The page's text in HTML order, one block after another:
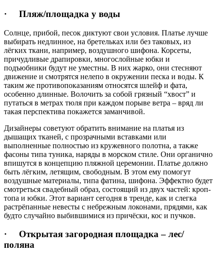
· Пляж/площадка у воды
Солнце, прибой, песок диктуют свои условия. Платье лучше
выбирать недлинное, на бретельках или без таковых, из
лёгких ткани, например, воздушного шифона. Корсеты,
причудливые драпировки, многослойные юбки и
подъюбники будут не уместны. В них жарко, они стесняют
движение и смотрятся нелепо в окружении песка и воды. К
таким же противопоказаниям относятся шлейф и фата,
особенно длинные. Волочить за собой грязный “хвост” и
путаться в метрах тюля при каждом порыве ветра – вряд ли
такая перспектива покажется заманчивой.
Дизайнеры советуют обратить внимание на платья из
дышащих тканей, с прозрачными вставками или
выполненные полностью из кружевного полотна, а также
фасоны типа туника, наряды в морском стиле. Они органично
впишутся в концепцию пляжной церемонии. Платье должно
быть лёгким, летящим, свободным. В этом ему помогут
воздушные материалы, типа фатина, шифона. Эффектно будет
смотреться свадебный образ, состоящий из двух частей: кроп-
топа и юбки. Этот вариант сегодня в тренде, как и слегка
растрёпанные невесты с небрежным локонами, прядями, как
будто случайно выбившимися из причёски, кос и пучков.
· Открытая загородная площадка – лес/
поляна